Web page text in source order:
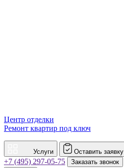
Центр отделки
Ремонт квартир под ключ
Услуги Оставить заявку
+7 (495) 297-05-75
Заказать звонок